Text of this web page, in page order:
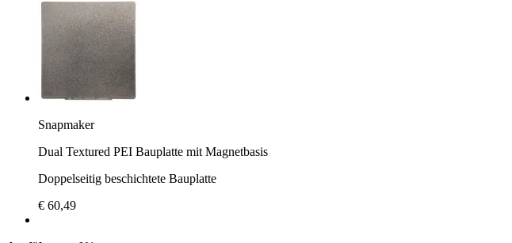
Snapmaker
Dual Textured PEI Bauplatte mit Magnetbasis
Doppelseitig beschichtete Bauplatte
€ 60,49